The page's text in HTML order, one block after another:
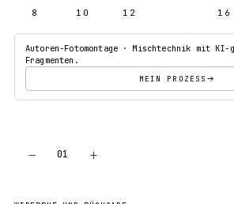
8 10 12 16
Autoren-Fotomontage · Mischtechnik mit KI-
Fragmenten.
MEIN PROZESS
− 01 +